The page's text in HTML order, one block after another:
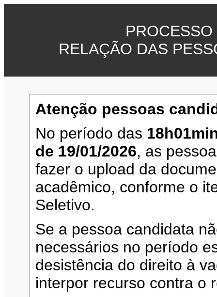
RELAÇÃO DAS
Atenção pessoas
No período das
de 19/01/2026, as
fazer o upload da
acadêmico, conforme o
Seletivo.
Se a pessoa candidata
necessários no período
desistência do direito à
interpor recurso contra o